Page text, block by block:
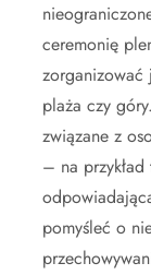
ceremonię
plaża czy
związane z
– na
pomyśleć o